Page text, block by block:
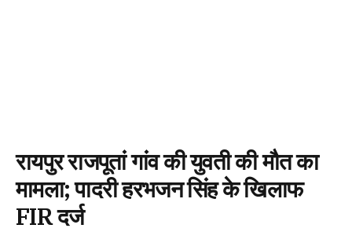
रायपुर राजपूतां गांव की युवती की मौत का
मामला; पादरी हरभजन सिंह के खिलाफ
FIR दर्ज